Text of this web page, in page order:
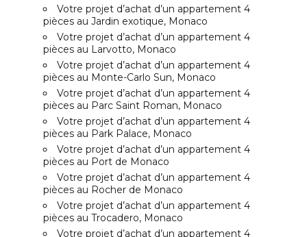
Votre projet d’achat d’un appartement 4
pièces au Jardin exotique, Monaco
Votre projet d’achat d’un appartement 4
pièces au Larvotto, Monaco
Votre projet d’achat d’un appartement 4
pièces au Monte-Carlo Sun, Monaco
Votre projet d’achat d’un appartement 4
pièces au Parc Saint Roman, Monaco
Votre projet d’achat d’un appartement 4
pièces au Park Palace, Monaco
Votre projet d’achat d’un appartement 4
pièces au Port de Monaco
Votre projet d’achat d’un appartement 4
pièces au Rocher de Monaco
Votre projet d’achat d’un appartement 4
pièces au Trocadero, Monaco
Votre projet d’achat d’un appartement 4